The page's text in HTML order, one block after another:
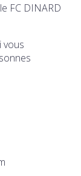
FC DINARD
vous